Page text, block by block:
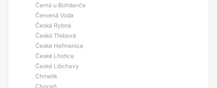
Černá u Bohdanče
Červená Voda
Česká Rybná
Česká Třebová
České Heřmanice
České Lhotice
České Libchavy
Chmelík
Choceň